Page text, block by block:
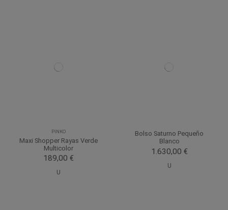
PINKO
Maxi Shopper Rayas Verde
Multicolor
189,00 €
U
Bolso Saturno Pequeño
Blanco
1.630,00 €
U